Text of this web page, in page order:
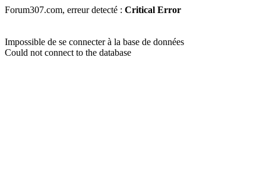
Forum307.com, erreur detecté : Critical Error
Impossible de se connecter à la base de données
Could not connect to the database